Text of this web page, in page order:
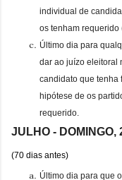
individual de
os tenham requerido
Último dia para
dar ao juízo eleitoral
candidato que tenha
hipótese de os
requerido.
JULHO - DOMINGO,
(70 dias antes)
Último dia para que